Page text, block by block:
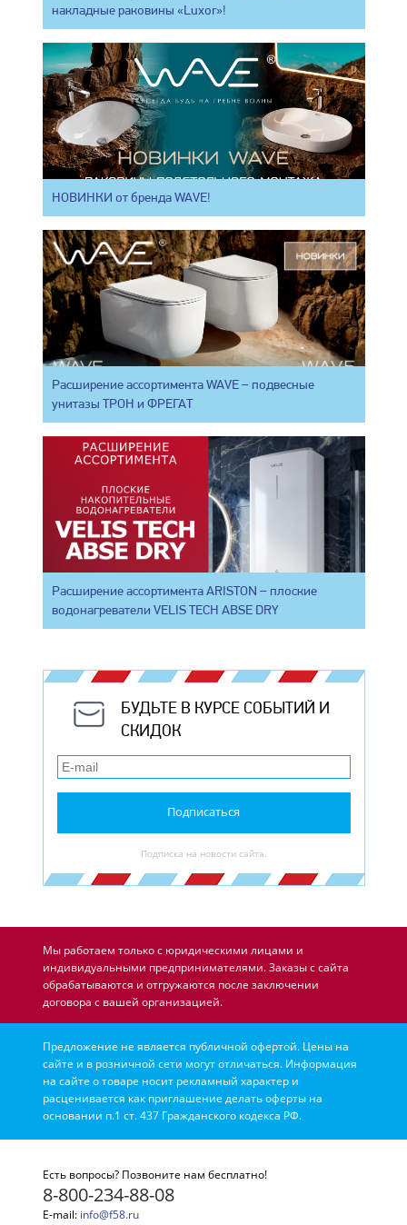
накладные раковины «Luxor»!
НОВИНКИ от бренда WAVE!
Расширение ассортимента WAVE – подвесные
унитазы ТРОН и ФРЕГАТ
Расширение ассортимента ARISTON – плоские
водонагреватели VELIS TECH ABSE DRY
БУДЬТЕ В КУРСЕ СОБЫТИЙ И
СКИДОК
Подписаться
Подписка на новости сайта.
Мы работаем только с юридическими лицами и
индивидуальными предпринимателями. Заказы с сайта
обрабатываются и отгружаются после заключении
договора с вашей организацией.
Предложение не является публичной офертой. Цены на
сайте и в розничной сети могут отличаться. Информация
на сайте о товаре носит рекламный характер и
расценивается как приглашение делать оферты на
основании п.1 ст. 437 Гражданского кодекса РФ.
Есть вопросы? Позвоните нам бесплатно!
8-800-234-88-08
E-mail: info@f58.ru